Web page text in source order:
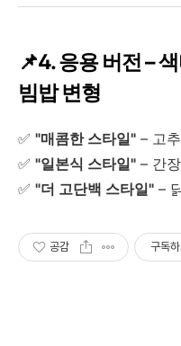
📌4. 응용 버전 –
빔밥 변형
✅ "매콤한 스타일" – 고
✅ "일본식 스타일" – 간
✅ "더 고단백 스타일" –
공감 구독하